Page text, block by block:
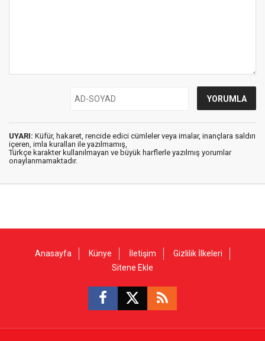
UYARI: Küfür, hakaret, rencide edici cümleler veya imalar, inançlara saldırı
içeren, imla kuralları ile yazılmamış,
Türkçe karakter kullanılmayan ve büyük harflerle yazılmış yorumlar
onaylanmamaktadır.
Anasayfa Künye İletişim
Gizlilik İlkeleri
Sitene Ekle